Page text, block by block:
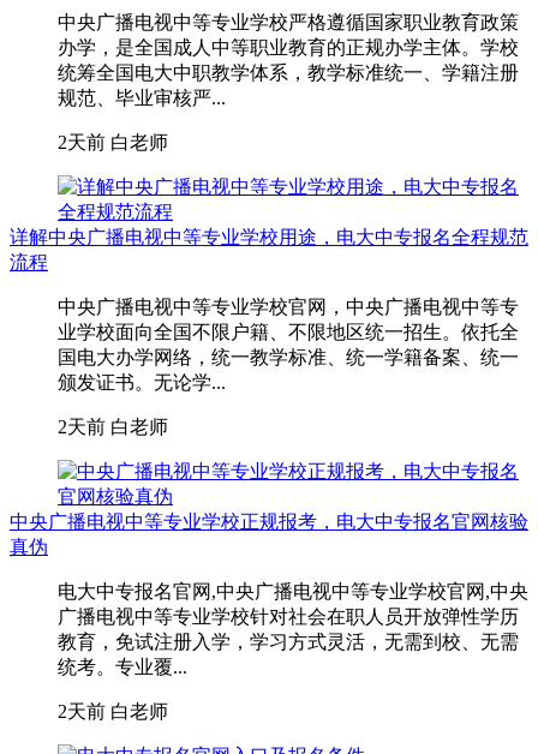
中央广播电视中等专业学校严格遵循国家职业教育政策
办学，是全国成人中等职业教育的正规办学主体。学校
统筹全国电大中职教学体系，教学标准统一、学籍注册
规范、毕业审核严...
2天前 白老师
详解中央广播电视中等专业学校用途，电大中专报名全程规范
流程
中央广播电视中等专业学校官网，中央广播电视中等专
业学校面向全国不限户籍、不限地区统一招生。依托全
国电大办学网络，统一教学标准、统一学籍备案、统一
颁发证书。无论学...
2天前 白老师
中央广播电视中等专业学校正规报考，电大中专报名官网核验
真伪
电大中专报名官网,中央广播电视中等专业学校官网,中央
广播电视中等专业学校针对社会在职人员开放弹性学历
教育，免试注册入学，学习方式灵活，无需到校、无需
统考。专业覆...
2天前 白老师